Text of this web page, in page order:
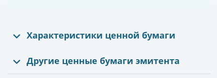
Характеристики ценной бумаги
Другие ценные бумаги эмитента